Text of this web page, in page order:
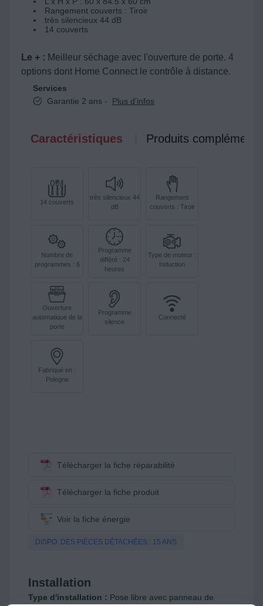
Rangement couverts : Tiroir
très silencieux 44 dB
14 couverts
Le + : Meilleur séchage avec l'ouverture de porte. 4
options dont Home Connect le contrôle à distance.
Services
Garantie 2 ans -
Plus d'infos
Caractéristiques Produits
14 couverts
très silencieux 44
dB
Rangement
couverts : Tiroir
Nombre de
programmes : 6
Programme
différé : 24
heures
Type de moteur :
Induction
Ouverture
automatique de la
porte
Programme
silence
Connecté
Fabriqué en :
Pologne
Télécharger la fiche réparabilité
Télécharger la fiche produit
Voir la fiche énergie
DISPO. DES PIÈCES DÉTACHÉES : 15 ANS
Installation
Type d'installation : Pose libre avec panneau de